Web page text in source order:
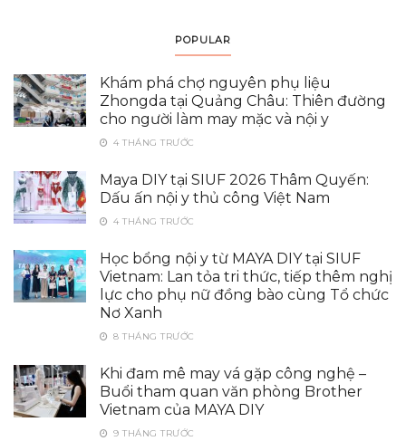
POPULAR
Khám phá chợ nguyên phụ liệu
Zhongda tại Quảng Châu: Thiên đường
cho người làm may mặc và nội y
4 THÁNG TRƯỚC
Maya DIY tại SIUF 2026 Thâm Quyến:
Dấu ấn nội y thủ công Việt Nam
4 THÁNG TRƯỚC
Học bổng nội y từ MAYA DIY tại SIUF
Vietnam: Lan tỏa tri thức, tiếp thêm nghị
lực cho phụ nữ đồng bào cùng Tổ chức
Nơ Xanh
8 THÁNG TRƯỚC
Khi đam mê may vá gặp công nghệ –
Buổi tham quan văn phòng Brother
Vietnam của MAYA DIY
9 THÁNG TRƯỚC